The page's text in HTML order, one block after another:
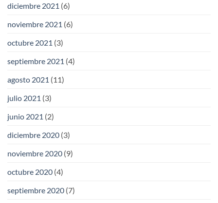
diciembre 2021 (6)
noviembre 2021 (6)
octubre 2021 (3)
septiembre 2021 (4)
agosto 2021 (11)
julio 2021 (3)
junio 2021 (2)
diciembre 2020 (3)
noviembre 2020 (9)
octubre 2020 (4)
septiembre 2020 (7)